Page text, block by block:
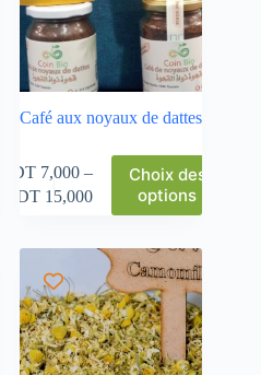
Café aux noyaux de dattes
DT7,000–
DT15,000
Choix des
options